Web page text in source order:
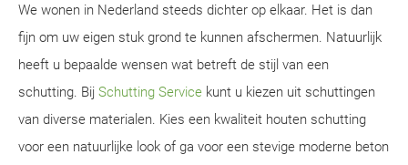
We wonen in Nederland steeds dichter op elkaar. Het is dan
fijn om uw eigen stuk grond te kunnen afschermen. Natuurlijk
heeft u bepaalde wensen wat betreft de stijl van een
schutting. Bij Schutting Service kunt u kiezen uit schuttingen
van diverse materialen. Kies een kwaliteit houten schutting
voor een natuurlijke look of ga voor een stevige moderne beton